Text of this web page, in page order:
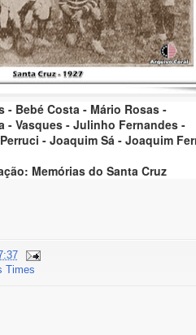
- Bebé Costa - Mário Rosas -
- Vasques - Julinho Fernandes -
- Joaquim Sá - Joaquim
Memórias do Santa Cruz
Times